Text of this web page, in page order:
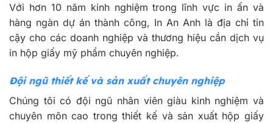
Với hơn 10 năm kinh nghiệm trong lĩnh vực in ấn và
hàng ngàn dự án thành công, In An Anh là địa chỉ tin
cậy cho các doanh nghiệp và thương hiệu cần dịch vụ
in hộp giấy mỹ phẩm chuyên nghiệp.
Đội ngũ thiết kế và sản xuất chuyên nghiệp
Chúng tôi có đội ngũ nhân viên giàu kinh nghiệm và
chuyên môn cao trong thiết kế và sản xuất hộp giấy